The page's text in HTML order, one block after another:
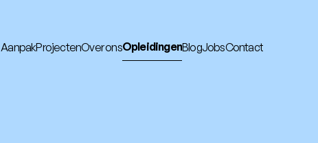
AanpakProjectenOver onsOpleidingenBlogJobsContact